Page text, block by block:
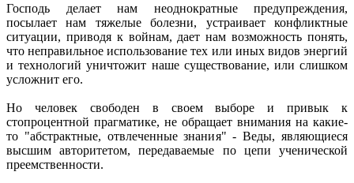
Господь делает нам неоднократные предупреждения,
посылает нам тяжелые болезни, устраивает конфликтные
ситуации, приводя к войнам, дает нам возможность понять,
что неправильное использование тех или иных видов энергий
и технологий уничтожит наше существование, или слишком
усложнит его.
Но человек свободен в своем выборе и привык к
стопроцентной прагматике, не обращает внимания на какие-
то "абстрактные, отвлеченные знания" - Веды, являющиеся
высшим авторитетом, передаваемые по цепи ученической
преемственности.